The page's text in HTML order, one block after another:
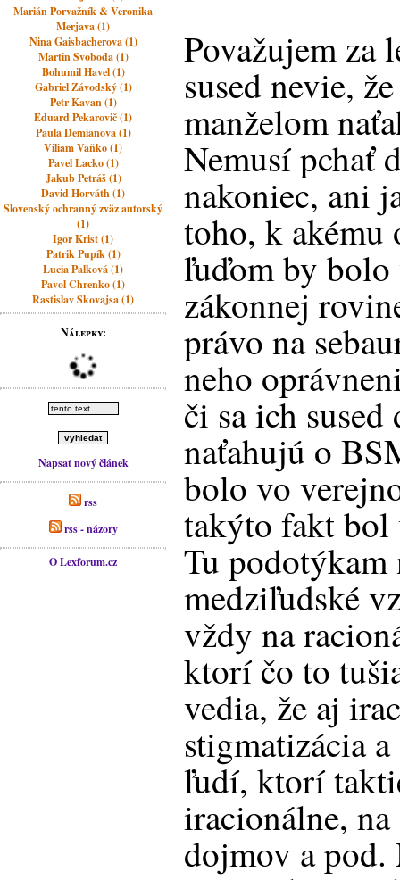
Marián Porvažník & Veronika
Merjava (1)
Nina Gaisbacherova (1)
Martin Svoboda (1)
Bohumil Havel (1)
Gabriel Závodský (1)
Petr Kavan (1)
Eduard Pekarovič (1)
Paula Demianova (1)
Viliam Vaňko (1)
Pavel Lacko (1)
Jakub Petráš (1)
David Horváth (1)
Slovenský ochranný zväz autorský
(1)
Igor Krist (1)
Patrik Pupík (1)
Lucia Palková (1)
Pavol Chrenko (1)
Rastislav Skovajsa (1)
Nálepky:
Napsat nový článek
rss
rss - názory
O Lexforum.cz
Považujem za
sused nevie,
manželom
Nemusí pchať
nakoniec, ani
toho, k akému
ľuďom by bolo
zákonnej
právo na
neho
či sa ich sused
naťahujú o
bolo vo
takýto fakt bol
Tu podotýkam
medziľudské
vždy na
ktorí čo to
vedia, že aj
stigmatizácia
ľudí, ktorí
iracionálne,
dojmov a